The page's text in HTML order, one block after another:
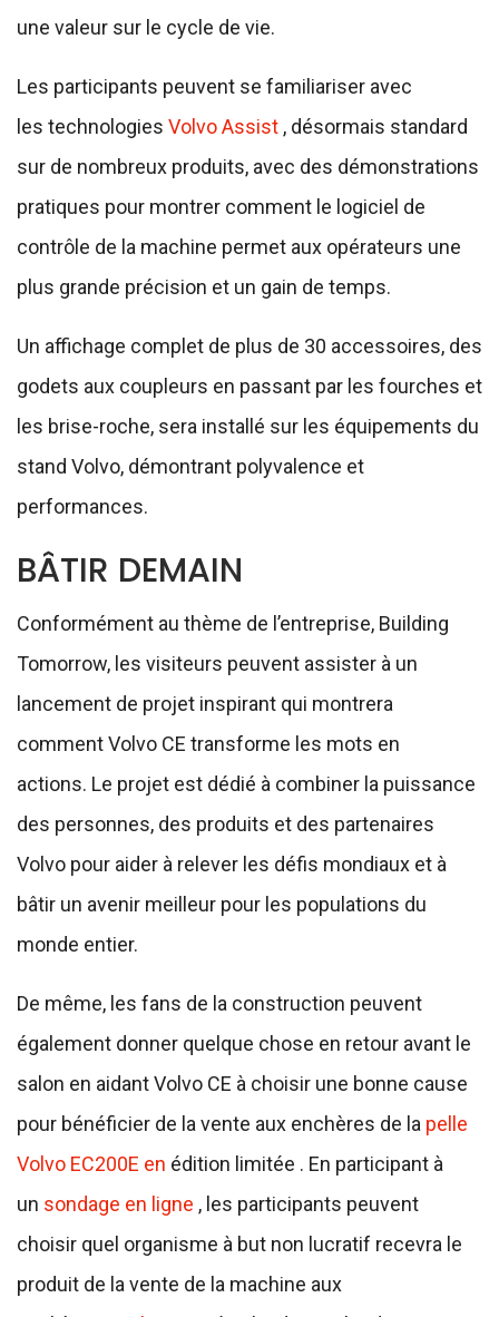
une valeur sur le cycle de vie.
Les participants peuvent se familiariser avec
les technologies Volvo Assist , désormais standard
sur de nombreux produits, avec des démonstrations
pratiques pour montrer comment le logiciel de
contrôle de la machine permet aux opérateurs une
plus grande précision et un gain de temps.
Un affichage complet de plus de 30 accessoires, des
godets aux coupleurs en passant par les fourches et
les brise-roche, sera installé sur les équipements du
stand Volvo, démontrant polyvalence et
performances.
BÂTIR DEMAIN
Conformément au thème de l’entreprise, Building
Tomorrow, les visiteurs peuvent assister à un
lancement de projet inspirant qui montrera
comment Volvo CE transforme les mots en
actions. Le projet est dédié à combiner la puissance
des personnes, des produits et des partenaires
Volvo pour aider à relever les défis mondiaux et à
bâtir un avenir meilleur pour les populations du
monde entier.
De même, les fans de la construction peuvent
également donner quelque chose en retour avant le
salon en aidant Volvo CE à choisir une bonne cause
pour bénéficier de la vente aux enchères de la pelle
Volvo EC200E en édition limitée . En participant à
un sondage en ligne , les participants peuvent
choisir quel organisme à but non lucratif recevra le
produit de la vente de la machine aux